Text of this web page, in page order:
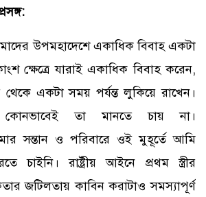
উপমহাদেশে একাধিক বিবাহ একটা
ক্ষেত্রে যারাই একাধিক বিবাহ করেন,
থেকে একটা সময় পর্যন্ত লুকিয়ে রাখেন।
তা মানতে চায় না।
সন্তান ও পরিবারে ওই মুহূর্তে আমি
চাইনি। রাষ্ট্রীয় আইনে প্রথম স্ত্রীর
জটিলতায় কাবিন করাটাও সমস্যাপূর্ণ